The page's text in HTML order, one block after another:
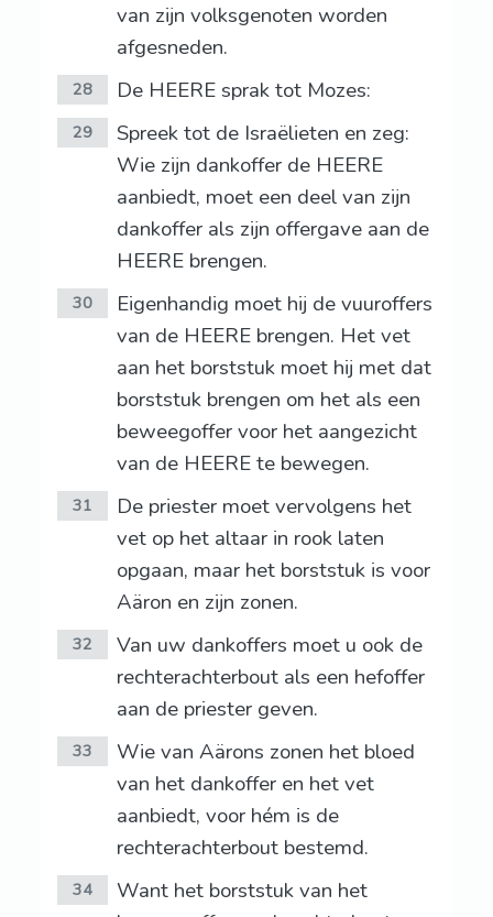
van zijn volksgenoten worden
afgesneden.
28 De HEERE sprak tot Mozes:
29
Spreek tot de Israëlieten en zeg:
Wie zijn dankoffer de HEERE
aanbiedt, moet een deel van zijn
dankoffer als zijn offergave aan de
HEERE brengen.
30
Eigenhandig moet hij de vuuroffers
van de HEERE brengen. Het vet
aan het borststuk moet hij met dat
borststuk brengen om het als een
beweegoffer voor het aangezicht
van de HEERE te bewegen.
31
De priester moet vervolgens het
vet op het altaar in rook laten
opgaan, maar het borststuk is voor
Aäron en zijn zonen.
32
Van uw dankoffers moet u ook de
rechterachterbout als een hefoffer
aan de priester geven.
33
Wie van Aärons zonen het bloed
van het dankoffer en het vet
aanbiedt, voor hém is de
rechterachterbout bestemd.
34
Want het borststuk van het